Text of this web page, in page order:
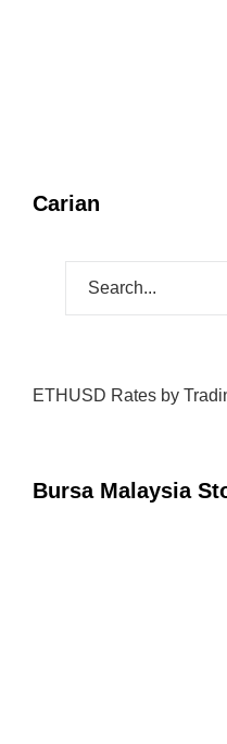
Carian
ETHUSD Rates by
Bursa Malaysia